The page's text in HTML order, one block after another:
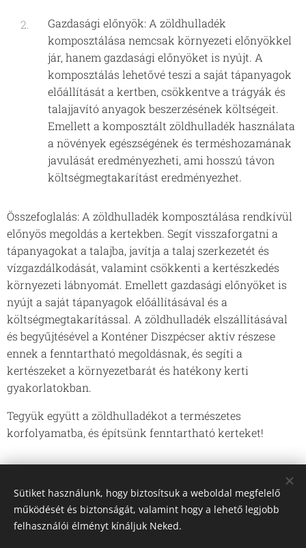
Gazdasági előnyök: A zöldhulladék
komposztálása nemcsak környezeti előnyökkel
jár, hanem gazdasági előnyöket is nyújt. A
komposztálás lehetővé teszi a saját tápanyagok
előállítását a kertben, csökkentve a trágyák és
talajjavító anyagok beszerzésének költségeit.
Emellett a komposztált zöldhulladék használata
a növények egészségének és terméshozamának
javulását eredményezheti, ami hosszú távon
költségmegtakarítást eredményezhet.
Összefoglalás: A zöldhulladék komposztálása rendkívül
előnyös megoldás a kertekben. Segít visszaforgatni a
tápanyagokat a talajba, javítja a talaj szerkezetét és
vízgazdálkodását, valamint csökkenti a kertészkedés
környezeti lábnyomát. Emellett gazdasági előnyöket is
nyújt a saját tápanyagok előállításával és a
költségmegtakarítással. A zöldhulladék elszállításával
és begyűjtésével a Konténer Diszpécser aktív részese
ennek a fenntartható megoldásnak, és segíti a
kertészeket a környezetbarát és hatékony kerti
gyakorlatokban.
Tegyük együtt a zöldhulladékot a természetes
korfolyamatba, és építsünk fenntartható kerteket!
Sütiket használunk, hogy biztosítsuk a weboldal megfelelő
működését és biztonságát, valamint hogy a lehető legjobb
felhasználói élményt kínáljuk Neked.